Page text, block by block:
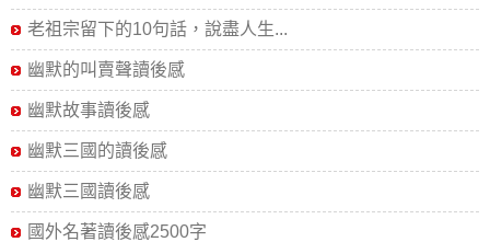
老祖宗留下的10句話，說盡人生...
幽默的叫賣聲讀後感
幽默故事讀後感
幽默三國的讀後感
幽默三國讀後感
國外名著讀後感2500字